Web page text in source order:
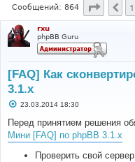
Сообщений: 864 1
rxu
phpBB Guru
[FAQ] Как
3.1.х
С
о
б
щ
е
23.03.2014 18:30
Перед принятием решения
Мини [FAQ] по phpBB 3.1.x
Проверить свой